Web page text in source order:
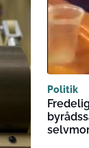
Politik